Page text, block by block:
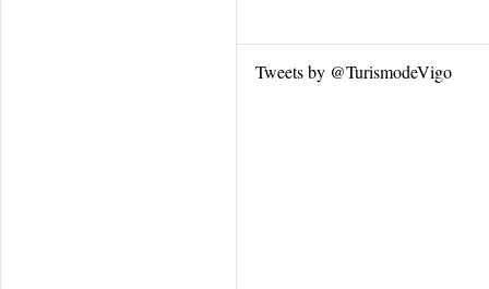
Tweets by @TurismodeVigo